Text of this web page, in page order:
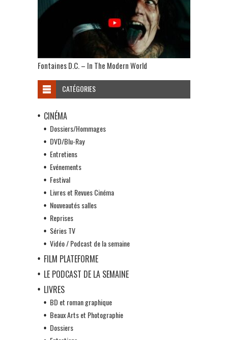
Fontaines D.C. – In The Modern World
CATÉGORIES
CINÉMA
Dossiers/Hommages
DVD/Blu-Ray
Entretiens
Evénements
Festival
Livres et Revues Cinéma
Nouveautés salles
Reprises
Séries TV
Vidéo / Podcast de la semaine
FILM PLATEFORME
LE PODCAST DE LA SEMAINE
LIVRES
BD et roman graphique
Beaux Arts et Photographie
Dossiers